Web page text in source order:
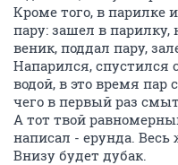
Кроме того, в парилке
пару: зашел в
веник, поддал пару,
Напарился, спустился
водой, в это время
чего в первый раз
А тот твой
написал - ерунда.
Внизу будет дубак.